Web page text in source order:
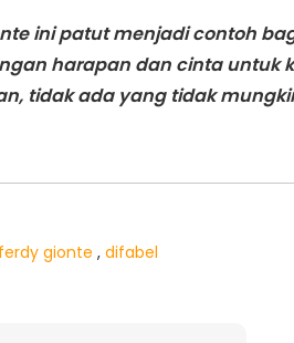
ini patut menjadi contoh
harapan dan cinta
tidak ada yang tidak
ferdy gionte , difabel